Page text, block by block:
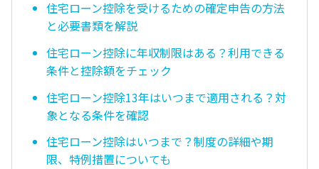
住宅ローン控除を受けるための確定申告の方法
と必要書類を解説
住宅ローン控除に年収制限はある？利用できる
条件と控除額をチェック
住宅ローン控除13年はいつまで適用される？対
象となる条件を確認
住宅ローン控除はいつまで？制度の詳細や期
限、特例措置についても